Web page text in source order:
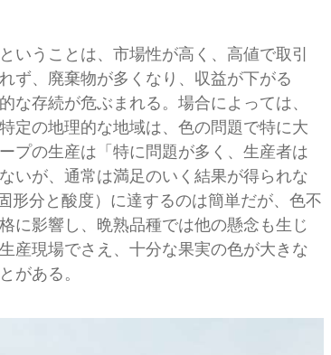
いうことは、市場性が高く、高値で取引
ず、廃棄物が多くなり、収益が下がる
存続が危ぶまれる。場合によっては、
定の地理的な地域は、色の問題で特に大
プの生産は「特に問題が多く、生産者は
いが、通常は満足のいく結果が得られな
形分と酸度）に達するのは簡単だが、色不
に影響し、晩熟品種では他の懸念も生じ
産現場でさえ、十分な果実の色が大きな
がある。